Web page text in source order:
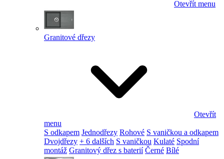
Otevřít menu
Granitové dřezy
Otevřít
menu
S odkapem Jednodřezy Rohové S vaničkou a odkapem
Dvojdřezy + 6 dalších S vaničkou Kulaté Spodní
montáž Granitový dřez s baterií Černé Bílé